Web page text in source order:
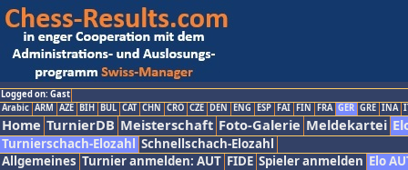
Logged on: Gast
Arabic ARM AZE BIH BUL CAT CHN CRO CZE DEN ENG ESP FAI FIN FRA GER GRE INA
Home TurnierDB Meisterschaft Foto-Galerie Meldekartei
Turnierschach-Elozahl Schnellschach-Elozahl
Allgemeines Turnier anmelden: AUT FIDE Spieler anmelden Elo